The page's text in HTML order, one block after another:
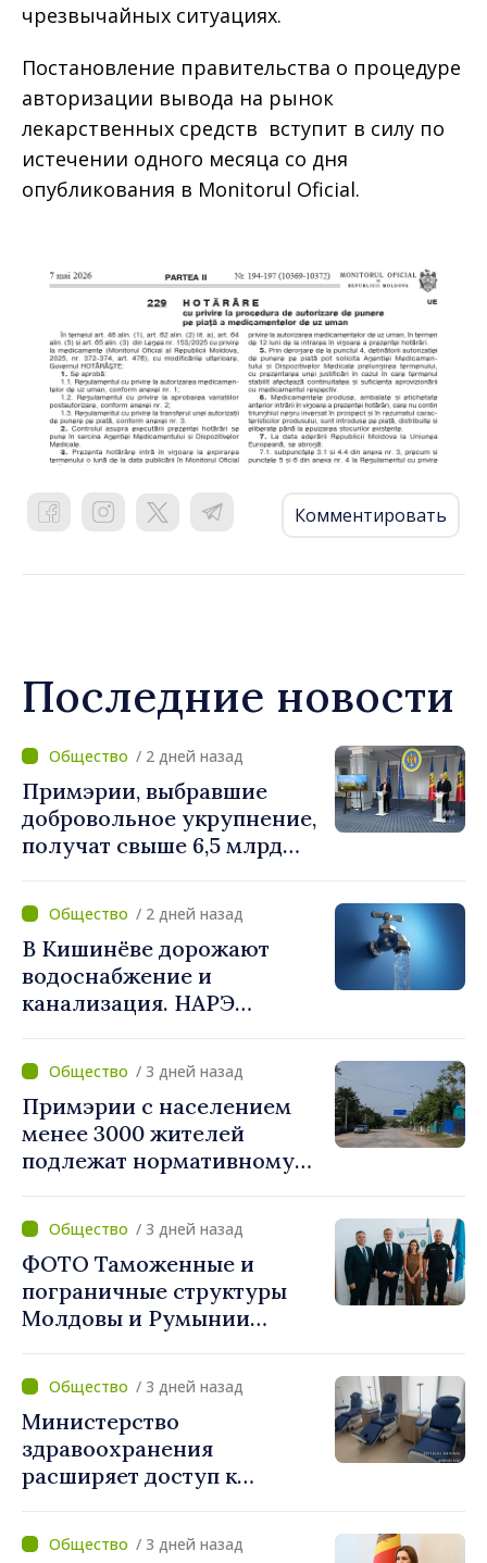
чрезвычайных ситуациях.
Постановление правительства о процедуре
авторизации вывода на рынок
лекарственных средств вступит в силу по
истечении одного месяца со дня
опубликования в Monitorul Oficial.
Комментировать
Последние новости
/ 2 дней назад
Примэрии, выбравшие
добровольное укрупнение,
получат свыше 6,5 млрд
«Правительство
предоставляет примэриям,
которые добровольно
объединяются,
беспрецедентный
/ 2 дней назад
В Кишинёве дорожают
водоснабжение и
канализация. НАРЭ
/ 3 дней назад
Примэрии с населением
менее 3000 жителей
подлежат нормативному
«Реформу нужно
завершить этой осенью»
/ 3 дней назад
ФОТО Таможенные и
пограничные структуры
Молдовы и Румынии
по разгрузке движения на
КПП "Леушены–Албица"
/ 3 дней назад
Министерство
здравоохранения
расширяет доступ к
Новоаненской и Сорокской
районных больницах
/ 3 дней назад